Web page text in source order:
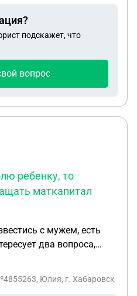
продадим квартиру- я
( слышала, что если
наследодателя, есть
были в квартире мы
подскажет, что
вопрос
ребенку, то
маткапитал
с мужем, есть
два вопроса,
прийти в суд и
есть взятая в браке
Юлия, г. Хабаровск